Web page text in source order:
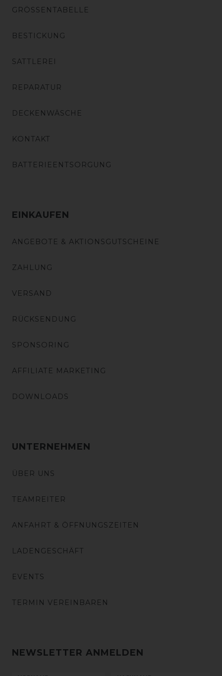
GRÖSSENTABELLE
BESTICKUNG
SATTLEREI
REPARATUR
DECKENWÄSCHE
KONTAKT
BATTERIEENTSORGUNG
EINKAUFEN
ANGEBOTE & AKTIONSGUTSCHEINE
ZAHLUNG
VERSAND
RÜCKSENDUNG
SPONSORING
AFFILIATE MARKETING
DOWNLOADS
UNTERNEHMEN
ÜBER UNS
TEAMREITER
ANFAHRT & ÖFFNUNGSZEITEN
LADENGESCHÄFT
EVENTS
TERMIN VEREINBAREN
NEWSLETTER ANMELDEN